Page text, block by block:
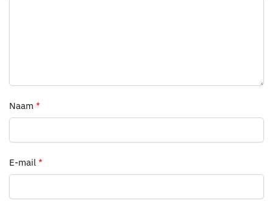
Naam *
E-mail *